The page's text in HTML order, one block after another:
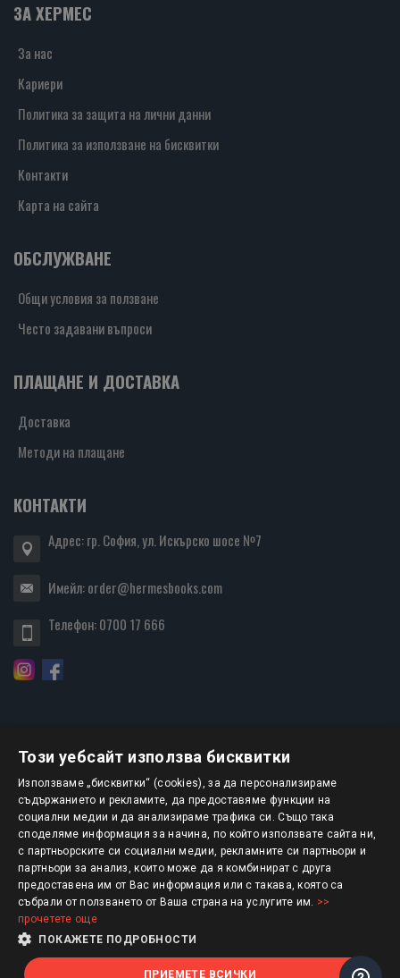
ЗА ХЕРМЕС
За нас
Кариери
Политика за защита на лични данни
Политика за използване на бисквитки
Контакти
Карта на сайта
ОБСЛУЖВАНЕ
Общи условия за ползване
Често задавани въпроси
ПЛАЩАНЕ И ДОСТАВКА
Доставка
Методи на плащане
КОНТАКТИ
Адрес: гр. София, ул. Искърско шосе №7
Имейл:order@hermesbooks.com
Телефон:0700 17 666
БЮЛЕТИН
АБОНИРАНЕ
Авторско право © 2025 HERMESBOOKS.BG
1 EUR = 1.95583 BGN
Този уебсайт използва бисквитки
Използваме „бисквитки“ (cookies), за да персонализираме
съдържанието и рекламите, да предоставяме функции на
социални медии и да анализираме трафика си. Също така
споделяме информация за начина, по който използвате сайта ни,
с партньорските си социални медии, рекламните си партньори и
партньори за анализ, които може да я комбинират с друга
предоставена им от Вас информация или с такава, която са
събрали от ползването от Ваша страна на услугите им. >>
прочетете още
ПОКАЖЕТЕ ПОДРОБНОСТИ
ПРИЕМЕТЕ ВСИЧКИ